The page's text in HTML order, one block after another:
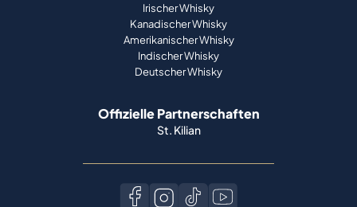
Irischer Whisky
Kanadischer Whisky
Amerikanischer Whisky
Indischer Whisky
Deutscher Whisky
Offizielle Partnerschaften
St. Kilian